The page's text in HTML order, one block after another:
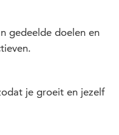
gedeelde doelen en
je groeit en jezelf